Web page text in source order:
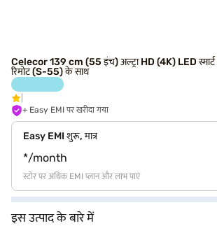
Celecor 139 cm (55 इंच) अल्ट्रा HD (4K) LED
रिमोट (S-55) के साथ
+ Easy EMI पर खरीदा गया
Easy EMI शुरू, मात्र
*/month
स्टोर पर अधिक EMI प्लान और लाभ पाएं
इस उत्पाद के बारे में